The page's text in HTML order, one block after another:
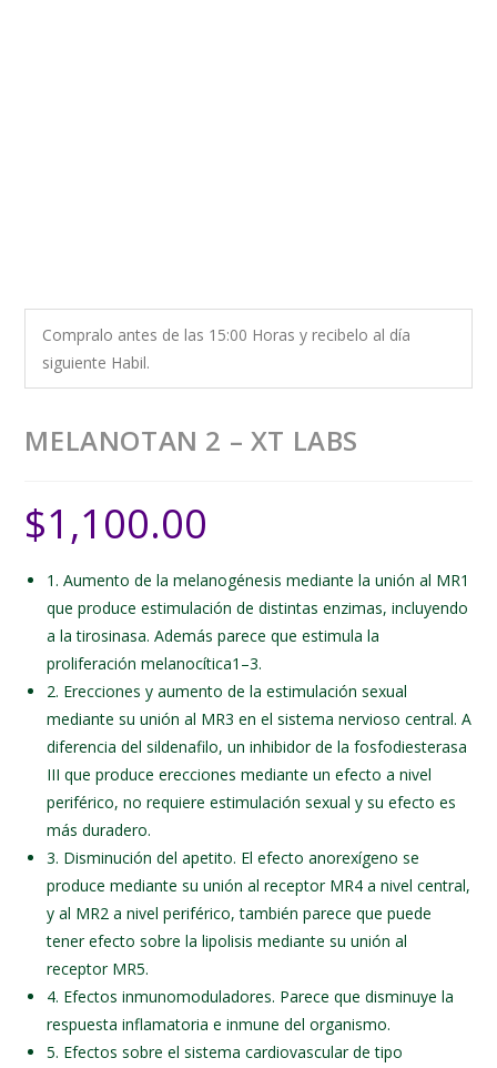
Compralo antes de las 15:00 Horas y recibelo al día
siguiente Habil.
MELANOTAN 2 – XT LABS
$1,100.00
1. Aumento de la melanogénesis mediante la unión al MR1
que produce estimulación de distintas enzimas, incluyendo
a la tirosinasa. Además parece que estimula la
proliferación melanocítica1–3.
2. Erecciones y aumento de la estimulación sexual
mediante su unión al MR3 en el sistema nervioso central. A
diferencia del sildenafilo, un inhibidor de la fosfodiesterasa
III que produce erecciones mediante un efecto a nivel
periférico, no requiere estimulación sexual y su efecto es
más duradero.
3. Disminución del apetito. El efecto anorexígeno se
produce mediante su unión al receptor MR4 a nivel central,
y al MR2 a nivel periférico, también parece que puede
tener efecto sobre la lipolisis mediante su unión al
receptor MR5.
4. Efectos inmunomoduladores. Parece que disminuye la
respuesta inflamatoria e inmune del organismo.
5. Efectos sobre el sistema cardiovascular de tipo